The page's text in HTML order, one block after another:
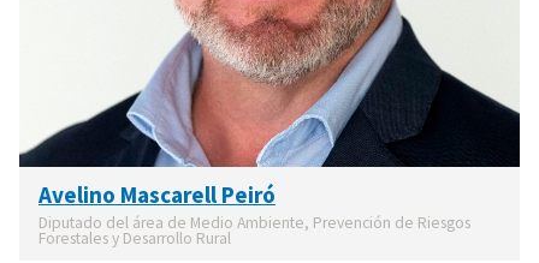
Avelino Mascarell Peiró
Diputado del área de Medio Ambiente, Prevención de Riesgos
Forestales y Desarrollo Rural